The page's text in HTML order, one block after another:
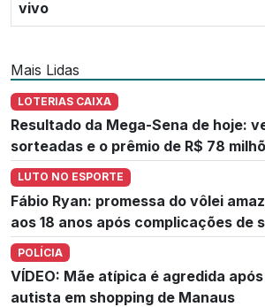
vivo
Mais Lidas
LOTERIAS CAIXA
Resultado da Mega-Sena de hoje:
sorteadas e o prêmio de R$ 78
LUTO NO ESPORTE
Fábio Ryan: promessa do vôlei
aos 18 anos após complicações de
POLÍCIA
VÍDEO: Mãe atípica é agredida
autista em shopping de Manaus